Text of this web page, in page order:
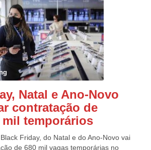
Natal e Ano-Novo
contratação de
mil temporários
Friday, do Natal e do Ano-Novo vai
de 680 mil vagas temporárias no